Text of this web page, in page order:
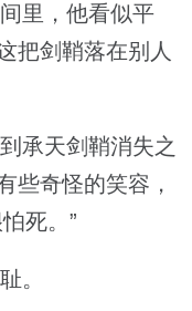
里，他看似平
把剑鞘落在别人
承天剑鞘消失之
些奇怪的笑容，
死。”
。